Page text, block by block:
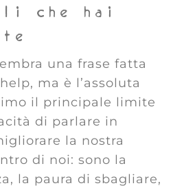
che hai
una frase fatta
ma è l’assoluta
il principale limite
di parlare in
la nostra
di noi: sono la
la paura di sbagliare,